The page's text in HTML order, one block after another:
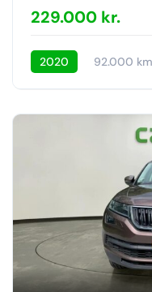
229.000 kr.
2020 92.000 km